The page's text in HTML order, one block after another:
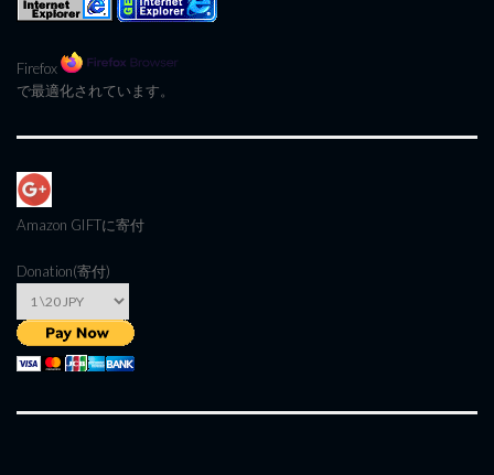
Firefox
で最適化されています。
Amazon GIFTに寄付
Donation(寄付)